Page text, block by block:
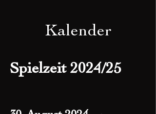
Kalender
Spielzeit 2024/25